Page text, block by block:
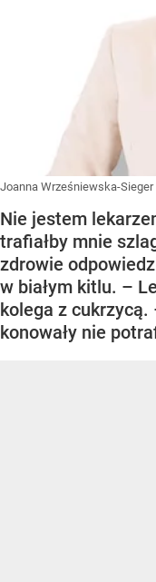
Joanna Wrześniewska-Sieger
Nie jestem
trafiałby mnie
zdrowie
w białym kitlu. –
kolega z cukrzycą.
konowały nie